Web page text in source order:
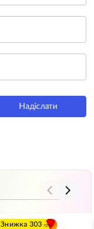
Надіслати
Знижка 303 грн